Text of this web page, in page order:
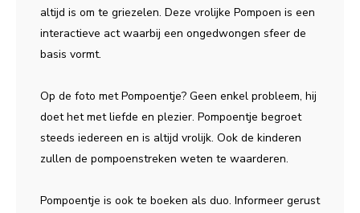
altijd is om te griezelen. Deze vrolijke Pompoen is een
interactieve act waarbij een ongedwongen sfeer de
basis vormt.
Op de foto met Pompoentje? Geen enkel probleem, hij
doet het met liefde en plezier. Pompoentje begroet
steeds iedereen en is altijd vrolijk. Ook de kinderen
zullen de pompoenstreken weten te waarderen.
Pompoentje is ook te boeken als duo. Informeer gerust